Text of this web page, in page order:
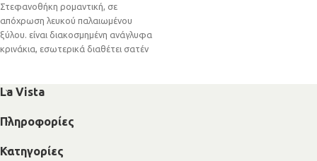
Στεφανοθήκη ρομαντική, σε
απόχρωση λευκού παλαιωμένου
ξύλου. είναι διακοσμημένη ανάγλυφα
κρινάκια, εσωτερικά διαθέτει σατέν
La Vista
Πληροφορίες
Κατηγορίες